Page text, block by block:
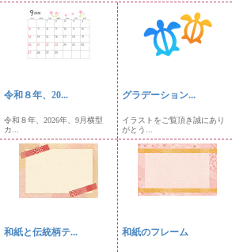
令和８年、20...
令和８年、2026年、9月横型
カ...
グラデーション...
イラストをご覧頂き誠にあり
がとう...
和紙と伝統柄テ... 和紙のフレーム